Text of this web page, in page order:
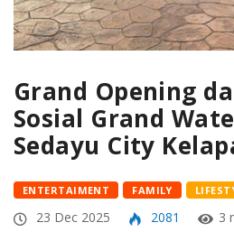
Grand Opening
Sosial Grand
Sedayu City
ENTERTAIMENT FAMILY
23 Dec 2025
2081 3